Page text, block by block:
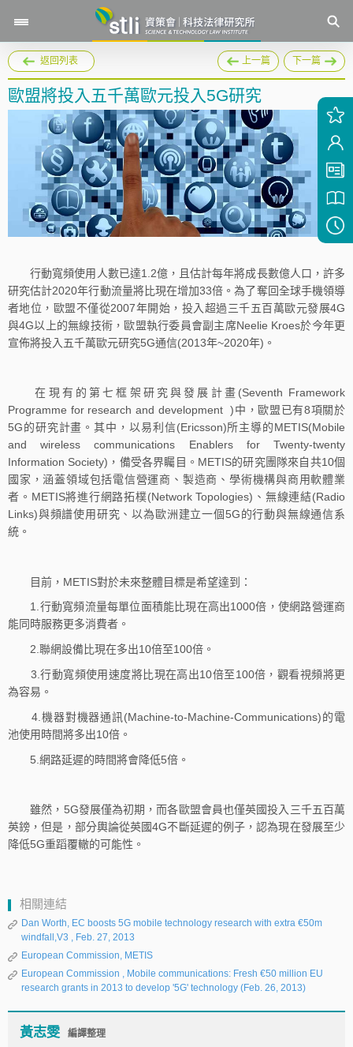
返回列表 上一篇 下一篇
歐盟將投入五千萬歐元投入5G研究
行動寬頻使用人數已達1.2億，且估計每年將成長數億人口，許多
研究估計2020年行動流量將比現在增加33倍。為了奪回全球手機領導
者地位，歐盟不僅從2007年開始，投入超過三千五百萬歐元發展4G
與4G以上的無線技術，歐盟執行委員會副主席Neelie Kroes於今年更
宣佈將投入五千萬歐元研究5G通信(2013年~2020年)。
在現有的第七框架研究與發展計畫(Seventh Framework
Programme for research and development )中，歐盟已有8項關於
5G的研究計畫。其中，以易利信(Ericsson)所主導的METIS(Mobile
and wireless communications Enablers for Twenty-twenty
Information Society)，備受各界矚目。METIS的研究團隊來自共10個
國家，涵蓋領域包括電信營運商、製造商、學術機構與商用軟體業
者。METIS將進行網路拓樸(Network Topologies)、無線連結(Radio
Links)與頻譜使用研究、以為歐洲建立一個5G的行動與無線通信系
統。
目前，METIS對於未來整體目標是希望達到：
1.行動寬頻流量每單位面積能比現在高出1000倍，使網路營運商
能同時服務更多消費者。
2.聯網設備比現在多出10倍至100倍。
3.行動寬頻使用速度將比現在高出10倍至100倍，觀看視頻將更
為容易。
4.機器對機器通訊(Machine-to-Machine-Communications)的電
池使用時間將多出10倍。
5.網路延遲的時間將會降低5倍。
雖然，5G發展僅為初期，而各歐盟會員也僅英國投入三千五百萬
英鎊，但是，部分輿論從英國4G不斷延遲的例子，認為現在發展至少
降低5G重蹈覆轍的可能性。
相關連結
Dan Worth, EC boosts 5G mobile technology research with extra €50m
windfall,V3 , Feb. 27, 2013
European Commission, METIS
European Commission , Mobile communications: Fresh €50 million EU
research grants in 2013 to develop '5G' technology (Feb. 26, 2013)
黃志雯 編譯整理